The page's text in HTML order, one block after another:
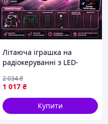
Літаюча іграшка на
радіокеруванні з LED-
акумулятором, пультом
керування та фліпом 360°
| APEX
1 017 ₴
2 034₴
Купити